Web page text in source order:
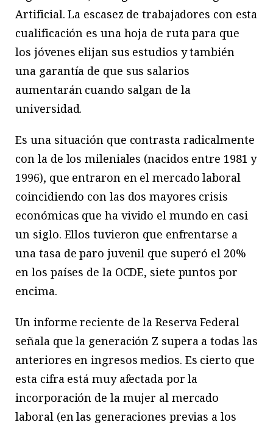
Artificial. La escasez de trabajadores con esta
cualificación es una hoja de ruta para que
los jóvenes elijan sus estudios y también
una garantía de que sus salarios
aumentarán cuando salgan de la
universidad.
Es una situación que contrasta radicalmente
con la de los mileniales (nacidos entre 1981 y
1996), que entraron en el mercado laboral
coincidiendo con las dos mayores crisis
económicas que ha vivido el mundo en casi
un siglo. Ellos tuvieron que enfrentarse a
una tasa de paro juvenil que superó el 20%
en los países de la OCDE, siete puntos por
encima.
Un informe reciente de la Reserva Federal
señala que la generación Z supera a todas las
anteriores en ingresos medios. Es cierto que
esta cifra está muy afectada por la
incorporación de la mujer al mercado
laboral (en las generaciones previas a los